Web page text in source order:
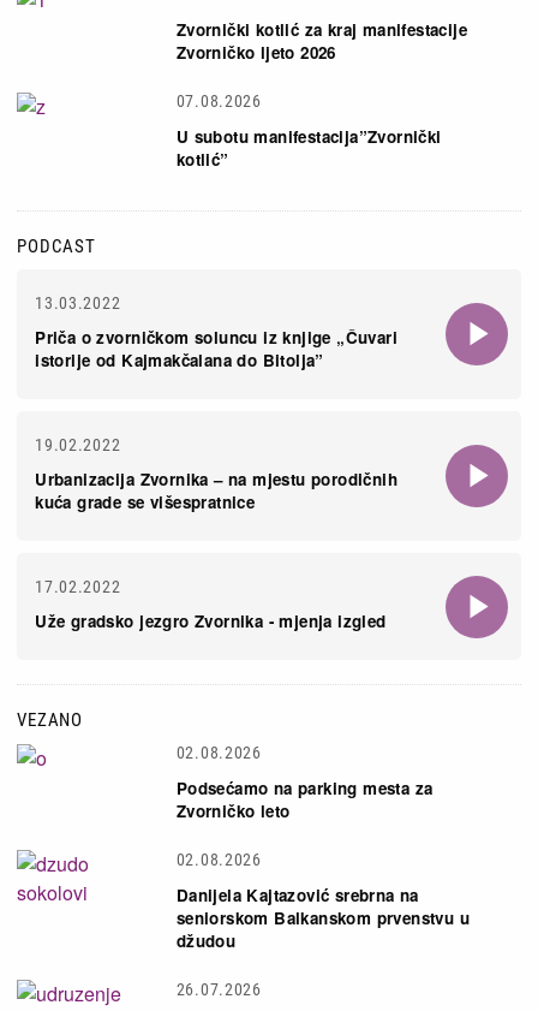
Zvornički kotlić za kraj manifestacije
Zvorničko ljeto 2026
07.08.2026
U subotu manifestacija”Zvornički
kotlić”
PODCAST
13.03.2022
Priča o zvorničkom soluncu iz knjige „Čuvari
istorije od Kajmakčalana do Bitolja”
19.02.2022
Urbanizacija Zvornika – na mjestu porodičnih
kuća grade se višespratnice
17.02.2022
Uže gradsko jezgro Zvornika - mjenja izgled
VEZANO
02.08.2026
Podsećamo na parking mesta za
Zvorničko leto
02.08.2026
Danijela Kajtazović srebrna na
seniorskom Balkanskom prvenstvu u
džudou
26.07.2026